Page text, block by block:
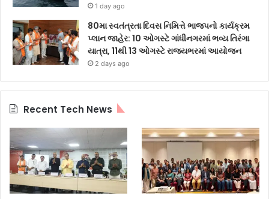
1 day ago
80મા સ્વતંત્રતા દિવસ નિમિત્તે ભાજપનો કાર્યક્રમ
પ્લાન જાહેર: 10 ઓગસ્ટે ગાંધીનગરમાં ભવ્ય તિરંગા
યાત્રા, 11થી 13 ઓગસ્ટે રાજ્યભરમાં આયોજન
2 days ago
Recent Tech News